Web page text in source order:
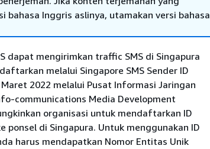
bahasa Inggris aslinya, utamakan versi bahasa
dapat mengirimkan traffic SMS di Singapura
melalui Singapore SMS Sender ID
2022 melalui Pusat Informasi Jaringan
communications Media Development
organisasi untuk mendaftarkan ID
ponsel di Singapura. Untuk menggunakan ID
harus mendapatkan Nomor Entitas Unik